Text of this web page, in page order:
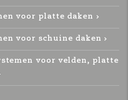
voor platte daken
voor schuine daken
voor velden, platte